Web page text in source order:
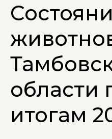
области
итогам